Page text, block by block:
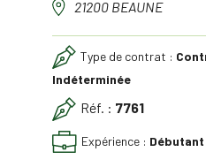
21200 BEAUNE
Type de contrat :
Indéterminée
Réf. : 7761
Expérience : Débutant